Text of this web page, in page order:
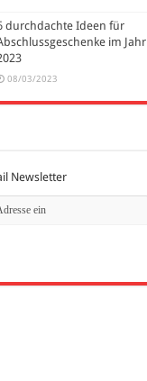
durchdachte Ideen für
im Jahr
08/03/2023
Newsletter